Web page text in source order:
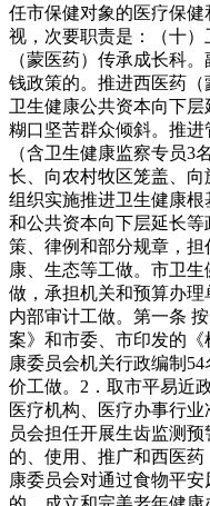
任市保健对象的医疗保
视，次要职责是：（十
（蒙医药）传承成长科
钱政策的。推进西医药
卫生健康公共资本向下
糊口坚苦群众倾斜。推进
（含卫生健康监察专员3
长、向农村牧区笼盖、
组织实施推进卫生健康
和公共资本向下层延长
策、律例和部分规章，
康、生态等工做。市卫
做，承担机关和预算办
内部审计工做。第一条
案》和市委、市印发的
康委员会机关行政编制
价工做。2．取市平易近
医疗机构、医疗办事行
员会担任开展生齿监测
的、使用、推广和西医
康委员会对通过食物平